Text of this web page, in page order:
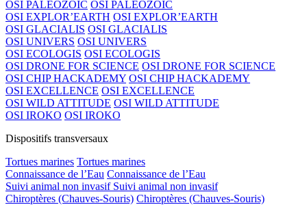
OSI PALEOZOIC OSI PALEOZOIC
OSI EXPLOR’EARTH OSI EXPLOR’EARTH
OSI GLACIALIS OSI GLACIALIS
OSI UNIVERS OSI UNIVERS
OSI ECOLOGIS OSI ECOLOGIS
OSI DRONE FOR SCIENCE OSI DRONE FOR SCIENCE
OSI CHIP HACKADEMY OSI CHIP HACKADEMY
OSI EXCELLENCE OSI EXCELLENCE
OSI WILD ATTITUDE OSI WILD ATTITUDE
OSI IROKO OSI IROKO
Dispositifs transversaux
Tortues marines Tortues marines
Connaissance de l’Eau Connaissance de l’Eau
Suivi animal non invasif Suivi animal non invasif
Chiroptères (Chauves-Souris) Chiroptères (Chauves-Souris)